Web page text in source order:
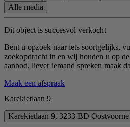
Alle media
Dit object is succesvol verkocht
Bent u opzoek naar iets soortgelijks,
zoekopdracht in en wij houden u op
aanbod, liever iemand spreken maak
Maak een afspraak
Karekietlaan 9
Karekietlaan 9, 3233 BD Oostvoorne